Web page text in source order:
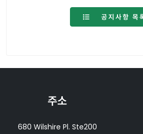
공지사항 목
주소
680 Wilshire Pl. Ste200